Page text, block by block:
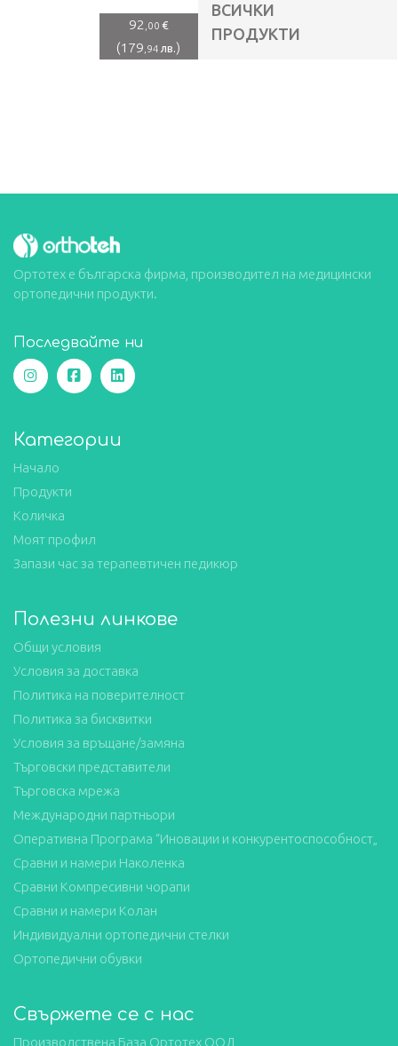
92 ,00 €
(179 ,94 лв.)
ВСИЧКИ
ПРОДУКТИ
Ортотех е българска фирма, производител на медицински
ортопедични продукти.
Последвайте ни
Категории
Начало
Продукти
Количка
Моят профил
Запази час за терапевтичен педикюр
Полезни линкове
Общи условия
Условия за доставка
Политика на поверителност
Политика за бисквитки
Условия за връщане/замяна
Търговски представители
Търговска мрежа
Международни партньори
Оперативна Програма “Иновации и конкурентоспособност„
Сравни и намери Наколенка
Сравни Компресивни чорапи
Сравни и намери Колан
Индивидуални ортопедични стелки
Ортопедични обувки
Свържете се с нас
Производствена База Ортотех ООД